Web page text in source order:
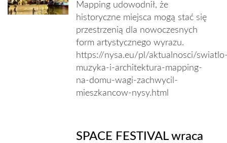
Mapping udowodnił, że
historyczne miejsca mogą stać się
przestrzenią dla nowoczesnych
form artystycznego wyrazu.
https://nysa.eu/pl/aktualnosci/
muzyka-i-architektura-mapping-
na-domu-wagi-zachwycil-
mieszkancow-nysy.html
SPACE FESTIVAL wraca